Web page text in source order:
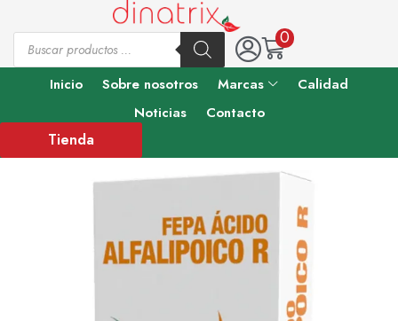
0
Inicio Sobre nosotros Marcas
Calidad
Noticias
Contacto
Tienda